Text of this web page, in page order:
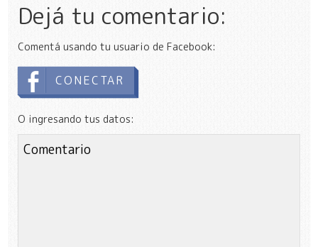
Dejá tu comentario:
Comentá usando tu usuario de Facebook:
CONECTAR
O ingresando tus datos: